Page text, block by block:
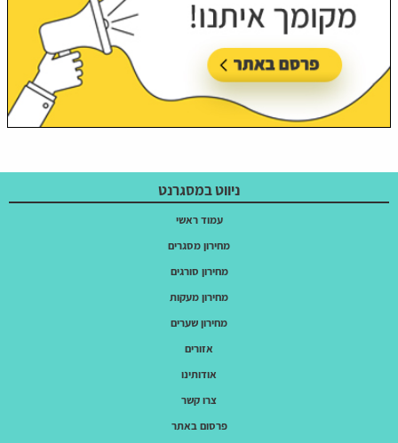
ניווט במסגרנט
עמוד ראשי
מחירון מסגרים
מחירון סורגים
מחירון מעקות
מחירון שערים
אזורים
אודותינו
צרו קשר
פרסום באתר